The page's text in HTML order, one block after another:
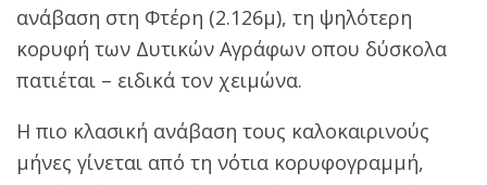
ανάβαση στη Φτέρη (2.126μ), τη ψηλότερη
κορυφή των Δυτικών Αγράφων οπου δύσκολα
πατιέται – ειδικά τον χειμώνα.
Η πιο κλασική ανάβαση τους καλοκαιρινούς
μήνες γίνεται από τη νότια κορυφογραμμή,